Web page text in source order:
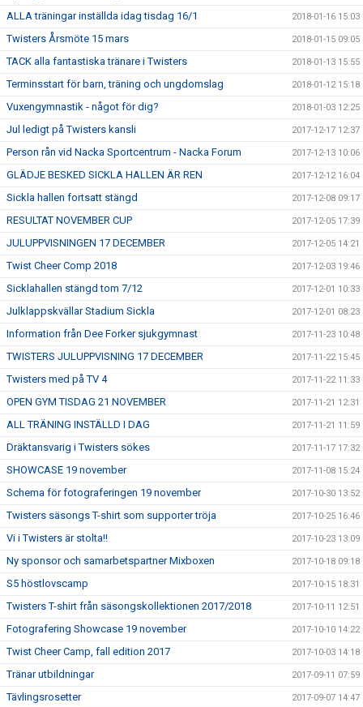
ALLA träningar inställda idag tisdag 16/1 2018-01-16 15:03
Twisters Årsmöte 15 mars 2018-01-15 09:05
TACK alla fantastiska tränare i Twisters 2018-01-13 15:55
Terminsstart för barn, träning och ungdomslag 2018-01-12 15:18
Vuxengymnastik - något för dig? 2018-01-03 12:25
Jul ledigt på Twisters kansli 2017-12-17 12:37
Person rån vid Nacka Sportcentrum - Nacka Forum 2017-12-13 10:06
GLÄDJE BESKED SICKLA HALLEN ÄR REN 2017-12-12 16:04
Sickla hallen fortsatt stängd 2017-12-08 09:17
RESULTAT NOVEMBER CUP 2017-12-05 17:39
JULUPPVISNINGEN 17 DECEMBER 2017-12-05 14:21
Twist Cheer Comp 2018 2017-12-03 19:46
Sicklahallen stängd tom 7/12 2017-12-01 10:33
Julklappskvällar Stadium Sickla 2017-12-01 08:23
Information från Dee Forker sjukgymnast 2017-11-23 10:48
TWISTERS JULUPPVISNING 17 DECEMBER 2017-11-22 15:45
Twisters med på TV 4 2017-11-22 11:33
OPEN GYM TISDAG 21 NOVEMBER 2017-11-21 12:31
ALL TRÄNING INSTÄLLD I DAG 2017-11-21 11:59
Dräktansvarig i Twisters sökes 2017-11-17 17:32
SHOWCASE 19 november 2017-11-08 15:24
Schema för fotograferingen 19 november 2017-10-30 13:52
Twisters säsongs T-shirt som supporter tröja 2017-10-25 16:46
Vi i Twisters är stolta!! 2017-10-23 13:09
Ny sponsor och samarbetspartner Mixboxen 2017-10-18 09:18
S5 höstlovscamp 2017-10-15 18:31
Twisters T-shirt från säsongskollektionen 2017/2018 2017-10-11 12:51
Fotografering Showcase 19 november 2017-10-10 14:22
Twist Cheer Camp, fall edition 2017 2017-10-03 14:18
Tränar utbildningar 2017-09-11 07:59
Tävlingsrosetter 2017-09-07 14:47